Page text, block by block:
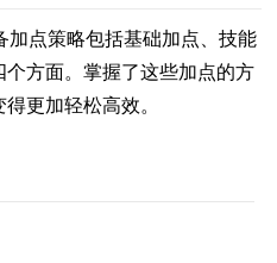
点策略包括基础加点、技能
方面。掌握了这些加点的方
更加轻松高效。